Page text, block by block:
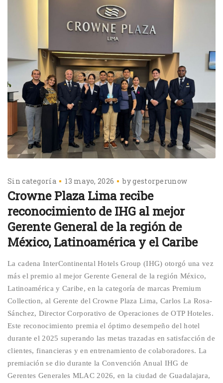
Sin categoría 13 mayo, 2026 bygestorperunow
Crowne Plaza Lima recibe
reconocimiento de IHG al mejor
Gerente General de la región de
México, Latinoamérica y el Caribe
La cadena InterContinental Hotels Group (IHG) otorgó una vez
más el premio al mejor Gerente General de la región México,
Latinoamérica y Caribe, en la categoría de marcas Premium
Collection, al Gerente del Crowne Plaza Lima, Carlos La Rosa-
Sánchez, Director Corporativo de Operaciones de OTP Hoteles.
Este reconocimiento premia el óptimo desempeño del hotel
durante el 2025 superando las metas trazadas en satisfacción de
clientes, financieras y en entrenamiento de colaboradores. La
premiación se dio durante la Convención Anual IHG de
Gerentes Generales MLAC 2026, en la ciudad de Guadalajara,